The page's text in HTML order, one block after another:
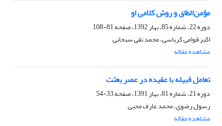
مؤمن‌الطاق و روش کلامی او
دوره 22، شماره 85، بهار 1392، صفحه
81-108
اکبر قوامی کرباسی، محمد تقی سبحانی
مشاهده مقاله
تعامل قبیله با عقیده در عصر بعثت
دوره 21، شماره 81، بهار 1391، صفحه
33-54
رسول رضوی، محمد عارف محبی
مشاهده مقاله